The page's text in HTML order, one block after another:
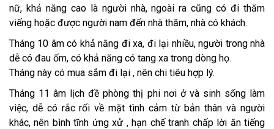
nữ, khả năng cao là người nhà, ngoài ra cũng có đi thăm
viếng hoặc được người nam đến nhà thăm, nhà có khách.
Tháng 10 âm có khả năng đi xa, đi lại nhiều, người trong nhà
dễ có đau ốm, có khả năng có tang xa trong dòng họ.
Tháng này có mua sắm đi lại , nên chi tiêu hợp lý.
Tháng 11 âm lịch đề phòng thị phi nơi ở và sinh sống làm
việc, dễ có rắc rối về mặt tình cảm từ bản thân và người
khác, nên bình tĩnh ứng xử , hạn chế tranh chấp lời ăn tiếng